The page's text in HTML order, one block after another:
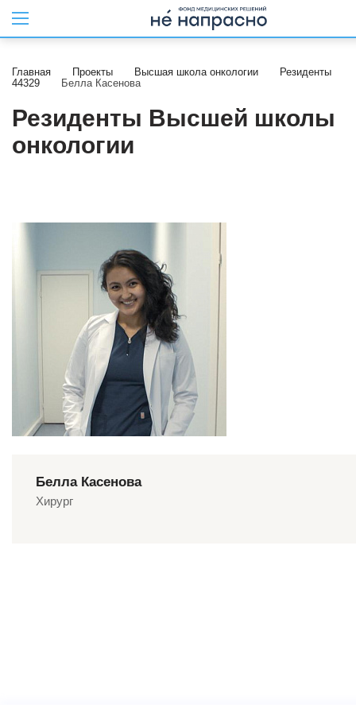
Главная Проекты Высшая школа онкологии
Резиденты
44329
Белла Касенова
Резиденты Высшей школы
онкологии
Белла Касенова
Хирург